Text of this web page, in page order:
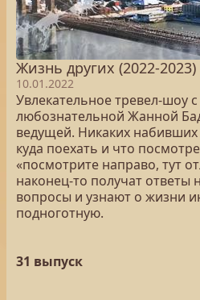
Жизнь других (2022-2023)
10.01.2022
Увлекательное тревел-шоу
любознательной Жанной
ведущей. Никаких набивших
куда поехать и что
«посмотрите направо, тут
наконец-то получат ответы
вопросы и узнают о жизни
подноготную.
31 выпуск